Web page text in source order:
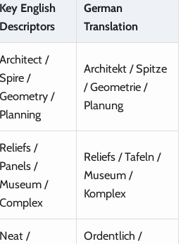
Key English
Descriptors
German
Translation
Architect /
Spire /
Geometry /
Planning
Architekt / Spitze
/ Geometrie /
Planung
Reliefs /
Panels /
Museum /
Complex
Reliefs / Tafeln /
Museum /
Komplex
Neat /
Ordentlich /